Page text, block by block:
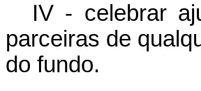
IV - celebrar
parceiras de
do fundo.